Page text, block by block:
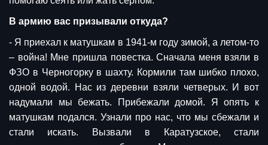
В армию вас призывали откуда?
- Я приехал к матушкам в 1941-м году зимой, а летом-то
– война! Мне пришла повестка. Сначала меня взяли в
ФЗО в Черногорку в шахту. Кормили там шибко плохо,
одной водой. Нас из деревни взяли четверых. И вот
надумали мы бежать. Прибежали домой. Я опять к
матушкам подался. Узнали про нас, что мы сбежали и
стали искать. Вызвали в Каратузское, стали